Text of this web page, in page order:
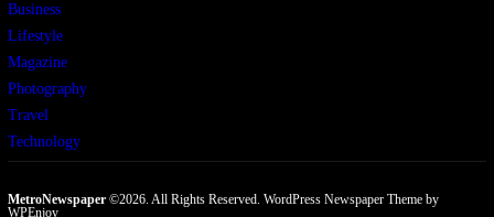
Business
Lifestyle
Magazine
Photography
Travel
Technology
MetroNewspaper©2026. All Rights Reserved. WordPress Newspaper Themeby
WPEnjoy